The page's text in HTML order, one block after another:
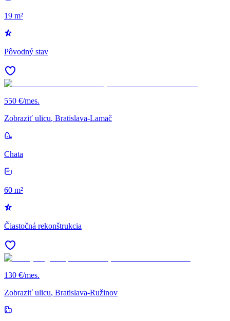
19 m²
Pôvodný stav
550 €/mes.
Zobraziť ulicu, Bratislava-Lamač
Chata
60 m²
Čiastočná rekonštrukcia
130 €/mes.
Zobraziť ulicu, Bratislava-Ružinov